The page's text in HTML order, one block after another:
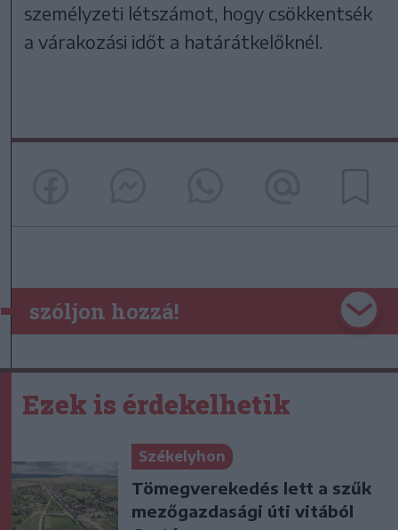
személyzeti létszámot, hogy csökkentsék
a várakozási időt a határátkelőknél.
szóljon hozzá!
Ezek is érdekelhetik
Székelyhon
Tömegverekedés lett a szűk
mezőgazdasági úti vitából